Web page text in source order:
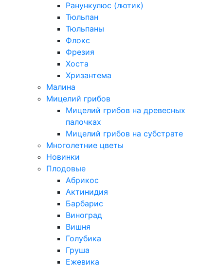
Ранункулюс (лютик)
Тюльпан
Тюльпаны
Флокс
Фрезия
Хоста
Хризантема
Малина
Мицелий грибов
Мицелий грибов на древесных
палочках
Мицелий грибов на субстрате
Многолетние цветы
Новинки
Плодовые
Абрикос
Актинидия
Барбарис
Виноград
Вишня
Голубика
Груша
Ежевика